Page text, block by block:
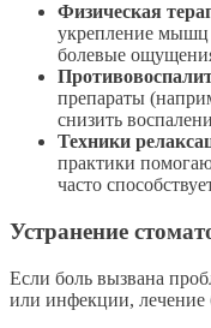
Физическая
укрепление мышц
болевые
препараты
снизить
Техники
практики
часто
Устранение
Если боль вызвана
или инфекции, лечение